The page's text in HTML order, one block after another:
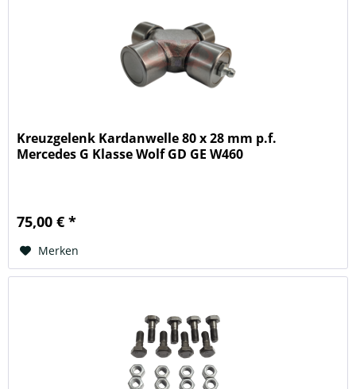
Kreuzgelenk Kardanwelle 80 x 28 mm p.f.
Mercedes G Klasse Wolf GD GE W460
75,00 € *
Merken